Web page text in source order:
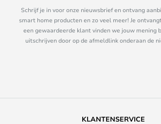
Schrijf je in voor onze nieuwsbrief en ontvang
smart home producten en zo veel meer! Je
een gewaardeerde klant vinden we jouw mening
uitschrijven door op de afmeldlink onderaan de
KLANTENSERVICE